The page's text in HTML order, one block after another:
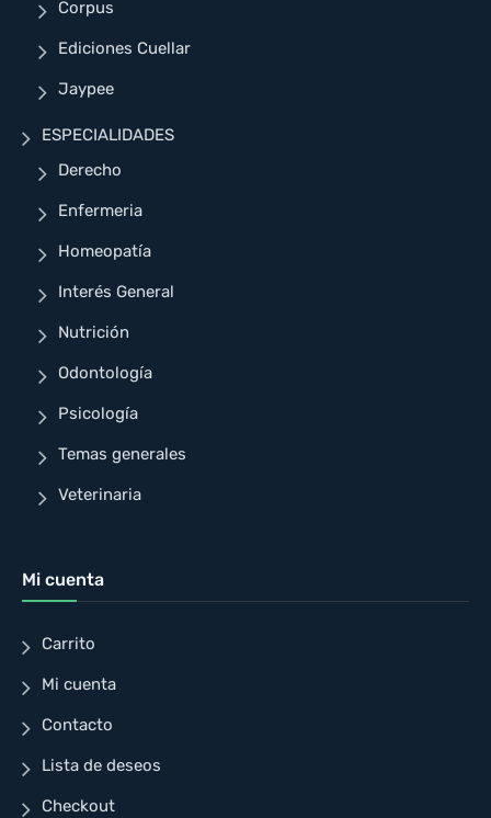
Corpus
Ediciones Cuellar
Jaypee
ESPECIALIDADES
Derecho
Enfermeria
Homeopatía
Interés General
Nutrición
Odontología
Psicología
Temas generales
Veterinaria
Mi cuenta
Carrito
Mi cuenta
Contacto
Lista de deseos
Checkout